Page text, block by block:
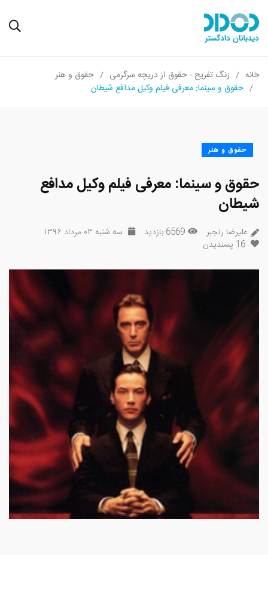
خانه زنگ تفریح - حقوق از دریچه سرگرمی
حقوق و هنر
حقوق و سینما: معرفی فیلم وکیل مدافع شیطان
حقوق و هنر
حقوق و سینما: معرفی فیلم وکیل مدافع
شیطان
علیرضا رنجبر 6569 بازدید
سه شنبه ۰۳ مرداد ۱۳۹۶
16 پسندیدن